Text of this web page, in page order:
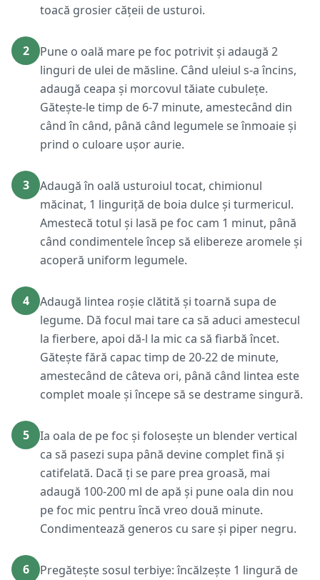
toacă grosier cățeii de usturoi.
2
Pune o oală mare pe foc potrivit și adaugă 2
linguri de ulei de măsline. Când uleiul s-a încins,
adaugă ceapa și morcovul tăiate cubulețe.
Gătește-le timp de 6-7 minute, amestecând din
când în când, până când legumele se înmoaie și
prind o culoare ușor aurie.
3
Adaugă în oală usturoiul tocat, chimionul
măcinat, 1 linguriță de boia dulce și turmericul.
Amestecă totul și lasă pe foc cam 1 minut, până
când condimentele încep să elibereze aromele și
acoperă uniform legumele.
4
Adaugă lintea roșie clătită și toarnă supa de
legume. Dă focul mai tare ca să aduci amestecul
la fierbere, apoi dă-l la mic ca să fiarbă încet.
Gătește fără capac timp de 20-22 de minute,
amestecând de câteva ori, până când lintea este
complet moale și începe să se destrame singură.
5
Ia oala de pe foc și folosește un blender vertical
ca să pasezi supa până devine complet fină și
catifelată. Dacă ți se pare prea groasă, mai
adaugă 100-200 ml de apă și pune oala din nou
pe foc mic pentru încă vreo două minute.
Condimentează generos cu sare și piper negru.
6
Pregătește sosul terbiye: încălzește 1 lingură de